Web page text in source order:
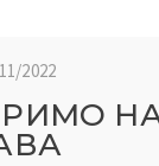
2022